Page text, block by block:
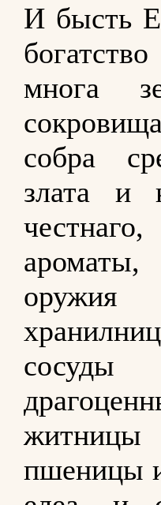
И бысть
многа
собра
злата и
оружия
сосуды
пшеницы